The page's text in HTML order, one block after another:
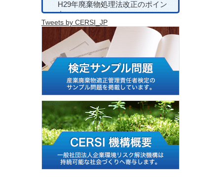
H29年廃棄物処理法改正のポイン
ト
Tweets by CERSI_JP